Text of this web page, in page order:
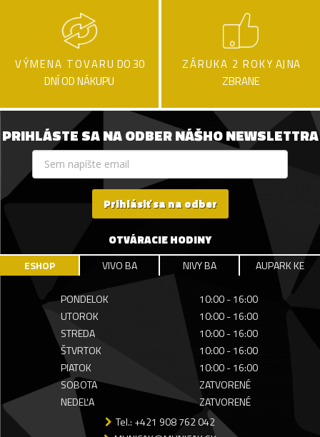
VÝMENA TOVARU DO 30
DNÍ OD NÁKUPU
ZÁRUKA 2 ROKY AJ NA
ZBRANE
PRIHLÁSTE SA NA ODBER NÁŠHO NEWSLETTRA
Prihlásiť sa na odber
OTVÁRACIE HODINY
ESHOP VIVO BA NIVY BA AUPARK KE
PONDELOK
10:00 - 16:00
UTOROK
10:00 - 16:00
STREDA
10:00 - 16:00
ŠTVRTOK
10:00 - 16:00
PIATOK
10:00 - 16:00
SOBOTA
ZATVORENÉ
NEDEĽA
ZATVORENÉ
Tel.: +421 908 762 042